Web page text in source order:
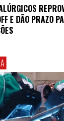
E DÃO PRAZO